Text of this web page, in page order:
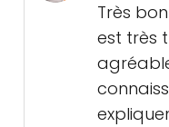
Très
est très